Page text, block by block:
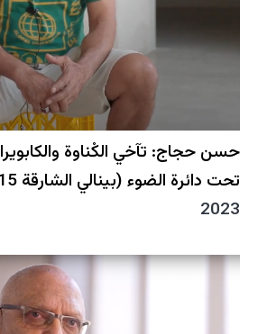
حسن حجاج: تآخي الكْناوة والكابويرا
تحت دائرة الضوء (بينالي الشارقة 15)
2023